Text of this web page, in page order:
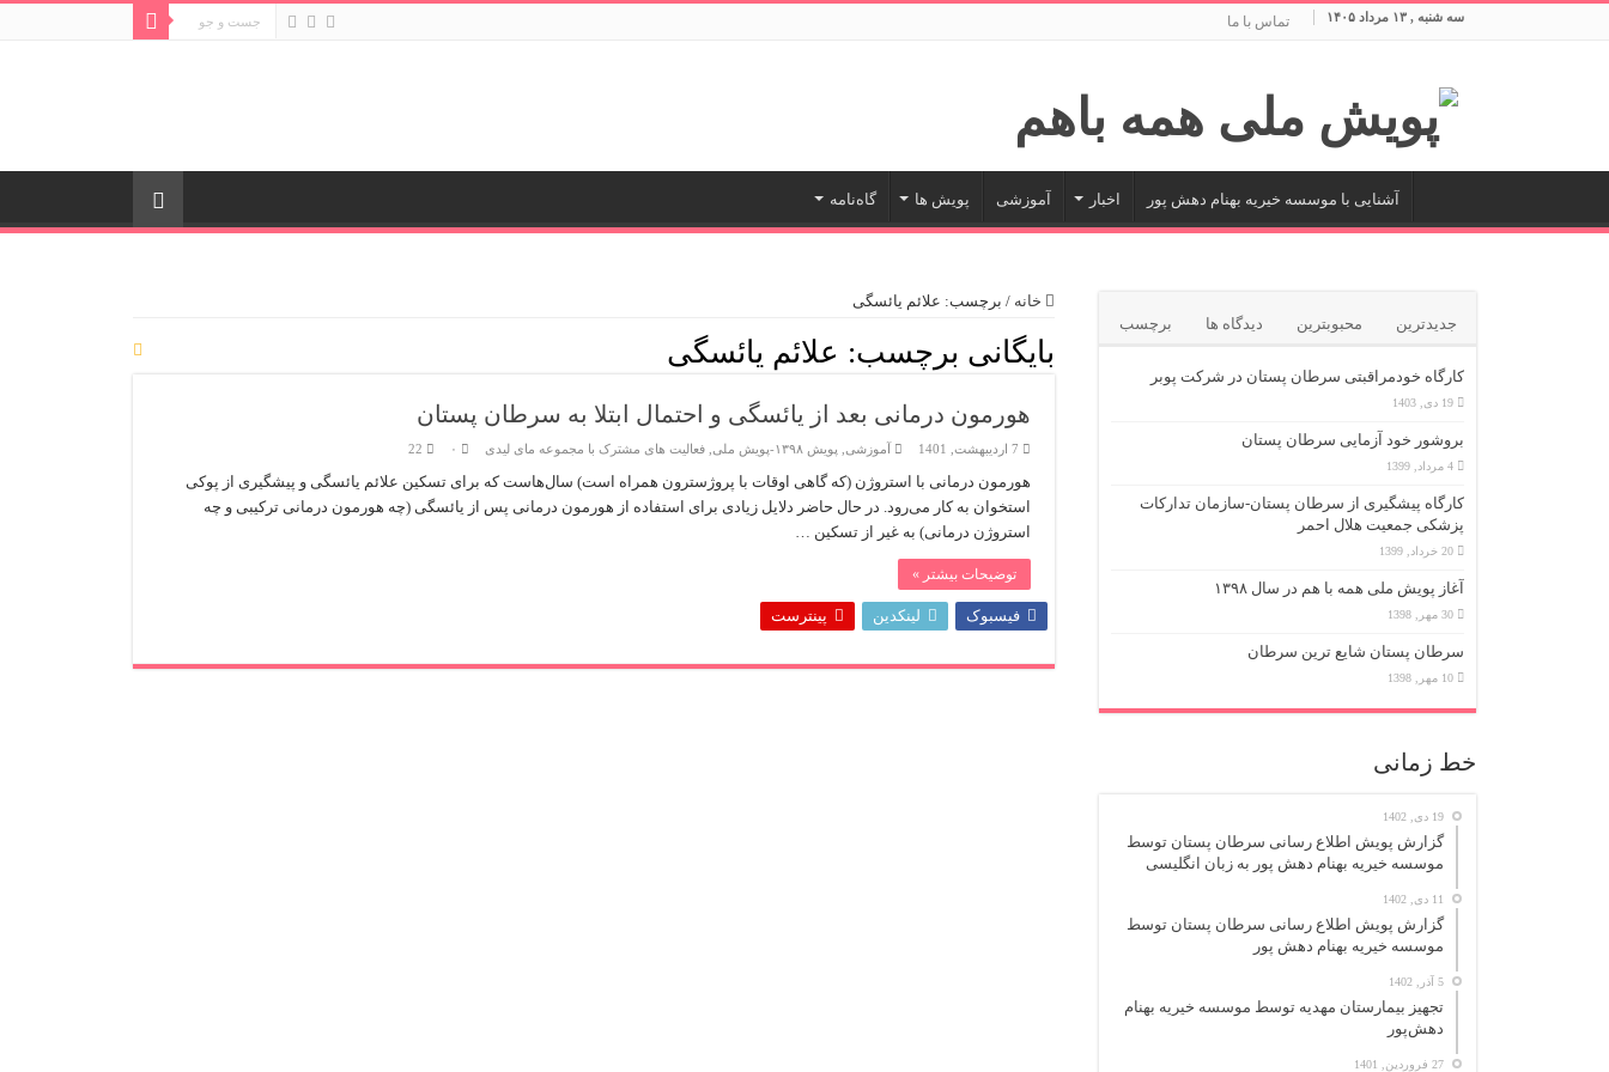
سه شنبه , ۱۳ مرداد ۱۴۰۵ تماس با ما
آشنایی با موسسه خیریه بهنام دهش پور اخبار آموزشی پویش ها گاه‌نامه
خانه / برچسب: علائم یائسگی
بایگانی برچسب: علائم یائسگی
هورمون درمانی بعد از یائسگی و احتمال ابتلا به سرطان پستان
7 اردیبهشت, 1401 آموزشی پویش ۱۳۹۸-پویش ملی فعالیت های مشترک با مجموعه مای لیدی ۰ 22
هورمون درمانی با استروژن (که گاهی اوقات با پروژسترون همراه است) سال‌هاست که برای تسکین علائم یائسگی و پیشگیری از پوکی
استخوان به کار می‌رود. در حال حاضر دلایل زیادی برای استفاده از هورمون درمانی پس از یائسگی (چه هورمون درمانی ترکیبی و چه
استروژن درمانی) به غیر از تسکین …
توضیحات بیشتر »
فیسبوک لینکدین پینترست
جدیدترین محبوبترین دیدگاه ها برچسب
کارگاه خودمراقبتی سرطان پستان در شرکت پوبر
19 دی, 1403
بروشور خود آزمایی سرطان پستان
4 مرداد, 1399
کارگاه پیشگیری از سرطان پستان-سازمان تدارکات
پزشکی جمعیت هلال احمر
20 خرداد, 1399
آغاز پویش ملی همه با هم در سال ۱۳۹۸
30 مهر, 1398
سرطان پستان شایع ترین سرطان
10 مهر, 1398
خط زمانی
19 دی, 1402
گزارش پویش اطلاع رسانی سرطان پستان توسط
موسسه خیریه بهنام دهش پور به زبان انگلیسی
11 دی, 1402
گزارش پویش اطلاع رسانی سرطان پستان توسط
موسسه خیریه بهنام دهش پور
5 آذر, 1402
تجهیز بیمارستان مهدیه توسط موسسه خیریه بهنام
دهش‌پور
27 فروردین, 1401